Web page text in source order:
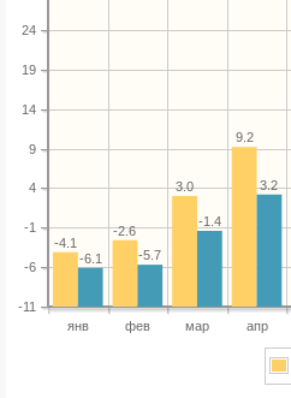
янв фев мар апр
-11
-6
-1
4
9
14
19
24
9.2
3.0
-2.6
-4.1
3.2
-1.4
-5.7
-6.1